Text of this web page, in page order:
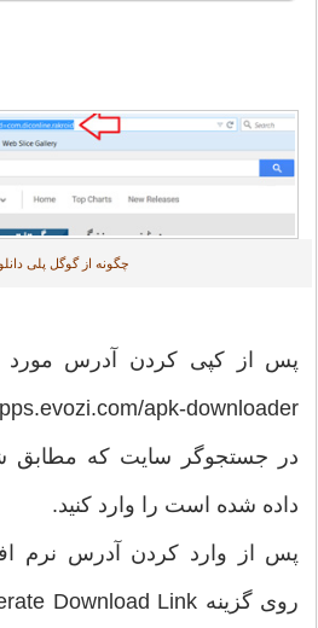
چگونه از گوگل پلی
پس از کپی کردن آدرس مورد
در جستجوگر سایت که مطابق
داده شده است را وارد کنید.
پس از وارد کردن آدرس نرم